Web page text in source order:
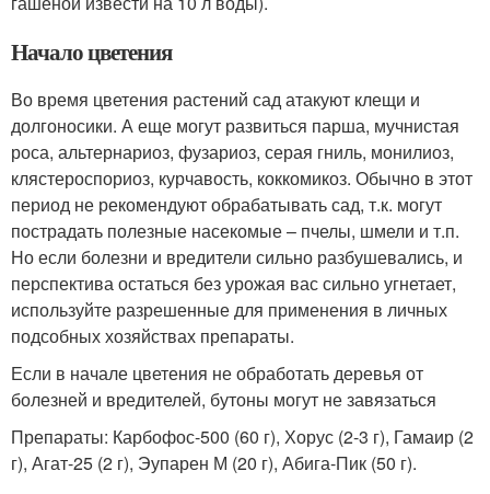
Начало цветения
Во время цветения растений сад атакуют клещи и
долгоносики. А еще могут развиться парша, мучнистая
роса, альтернариоз, фузариоз, серая гниль, монилиоз,
клястероспориоз, курчавость, коккомикоз. Обычно в этот
период не рекомендуют обрабатывать сад, т.к. могут
пострадать полезные насекомые – пчелы, шмели и т.п.
Но если болезни и вредители сильно разбушевались, и
перспектива остаться без урожая вас сильно угнетает,
используйте разрешенные для применения в личных
подсобных хозяйствах препараты.
Если в начале цветения не обработать деревья от
болезней и вредителей, бутоны могут не завязаться
Препараты: Карбофос-500 (60 г), Хорус (2-3 г), Гамаир (2
г), Агат-25 (2 г), Эупарен М (20 г), Абига-Пик (50 г).